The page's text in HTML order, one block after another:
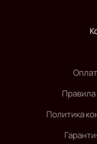
Правила
Политика